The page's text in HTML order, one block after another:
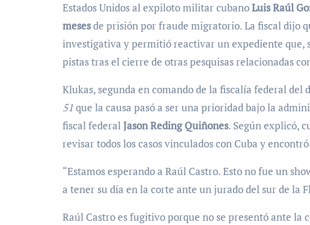
Estados Unidos al expiloto militar cubanoLuis Raúl
mesesde prisión por fraude migratorio. La fiscal dijo
investigativa y permitió reactivar un expediente que,
pistas tras el cierre de otras pesquisas relacionadas
Klukas, segunda en comando de la fiscalía federal del
51que la causa pasó a ser una prioridad bajo la
fiscal federalJason Reding Quiñones. Según explicó,
revisar todos los casos vinculados con Cuba y
“Estamos esperando a Raúl Castro. Esto no fue un
a tener su día en la corte ante un jurado del sur de la
Raúl Castro es fugitivo porque no se presentó ante la